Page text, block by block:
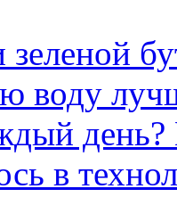
воду
день?
в